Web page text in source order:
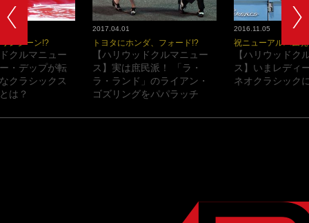
2017.04.01
トヨタにホンダ、フォード!?
【ハリウッドクルマニュー
ス】実は庶民派！ 「ラ・
ラ・ランド」のライアン・
ゴズリングをパパラッチ
2016.11.05
祝ニューアルバム
【ハリウッドク
ス】いまレディ
ネオクラシック
ンシーン!?
クルマニュー
・デップが転
クラシックス
は？